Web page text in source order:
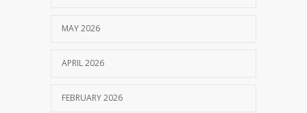
MAY 2026
APRIL 2026
FEBRUARY 2026